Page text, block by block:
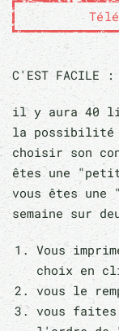
C'EST FACILE :
il y aura 40
la possibilité
choisir son
êtes une
vous êtes
semaine sur
Vous
choix en
vous le
vous faites